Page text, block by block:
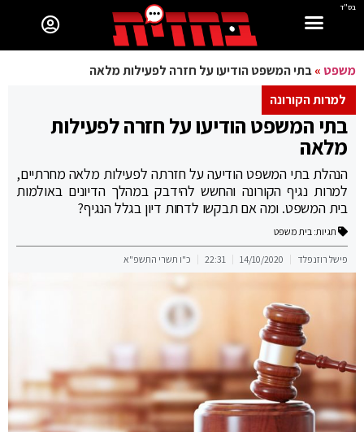
בס"ד
משפט »בתי המשפט הודיעו על חזרה לפעילות מלאה
למרות הקורונה
בתי המשפט הודיעו על חזרה לפעילות
מלאה
הנהלת בתי המשפט הודיעה על חזרתה לפעילות מלאה מחרתיים,
למרות נגיף הקורונה והחשש להידבק במהלך הדיונים באולמות
בית המשפט. ומה אם תבקשו לדחות דיון בגלל הנגיף?
תגיות: בית משפט
פישל רוזנפלד 14/10/2020
22:31 כ"ו תשרי התשפ"א